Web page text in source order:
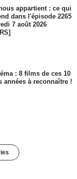
appartient : ce qui
dans l'épisode 2265
7 août 2026
: 8 films de ces 10
années à reconnaître !